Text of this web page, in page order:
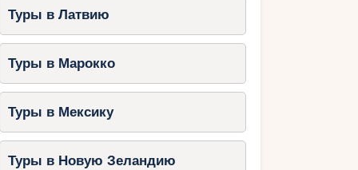
Туры в Латвию
Туры в Марокко
Туры в Мексику
Туры в Новую Зеландию